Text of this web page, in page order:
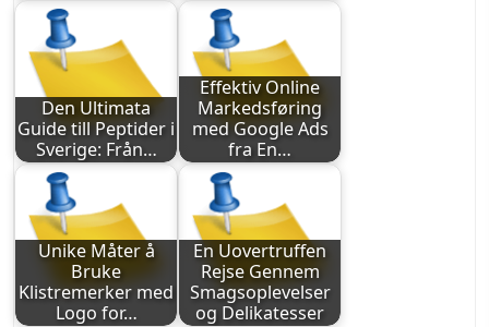
Den Ultimata
Guide till Peptider i
Sverige: Från…
Effektiv Online
Markedsføring
med Google Ads
fra En…
Unike Måter å
Bruke
Klistremerker med
Logo for…
En Uovertruffen
Rejse Gennem
Smagsoplevelser
og Delikatesser